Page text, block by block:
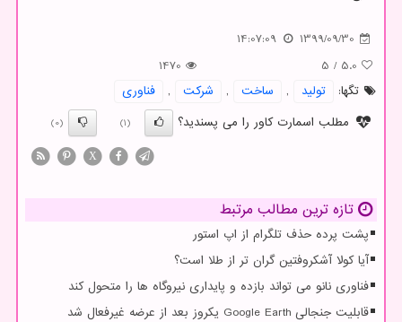
1399/09/30
14:07:09
5.0
/
5
1470
تگها:
تولید , ساخت , شركت ,
فناوری
مطلب اسمارت کاور را می پسندید؟
(1)
(0)
X
تازه ترین مطالب مرتبط
پشت پرده حذف تلگرام از اپ استور
آیا کولا آشکروفتین گران تر از طلا است؟
فناوری نانو می تواند بازده و پایداری نیروگاه ها را متحول کند
قابلیت جنجالی Google Earth یکروز بعد از عرضه غیرفعال شد